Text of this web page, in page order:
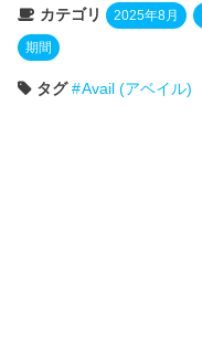
カテゴリ 2025年8月
期間
タグ Avail (アベイル)